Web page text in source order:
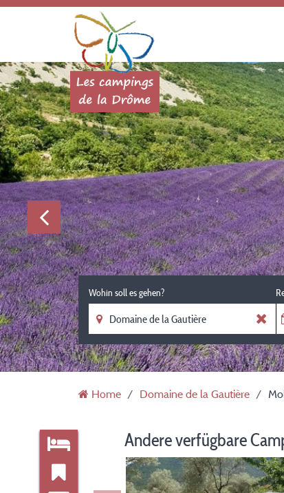
Wohin soll es gehen?
Home Domaine de la Gautière
Andere verfügbare